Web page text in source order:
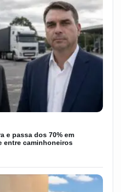
e passa dos 70% em
entre caminhoneiros